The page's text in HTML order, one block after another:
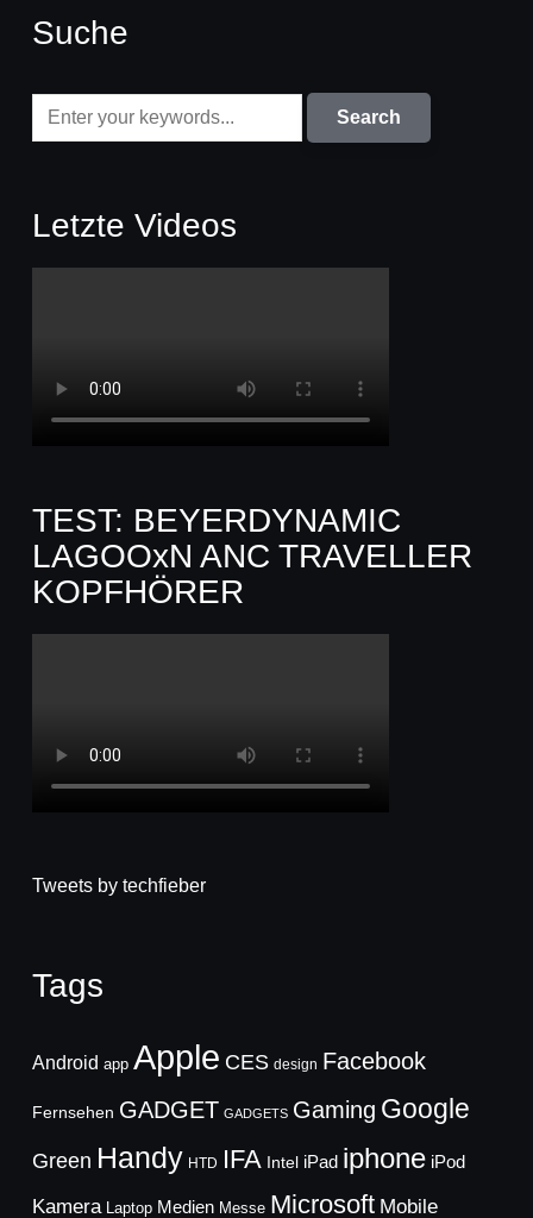
Suche
Letzte Videos
TEST: BEYERDYNAMIC
LAGOOxN ANC TRAVELLER
KOPFHÖRER
Tweets by techfieber
Tags
Android app Apple CES design Facebook
Fernsehen GADGET GADGETS Gaming Google
Green Handy HTD IFA Intel iPad iphone iPod
Kamera Laptop Medien Messe Microsoft Mobile